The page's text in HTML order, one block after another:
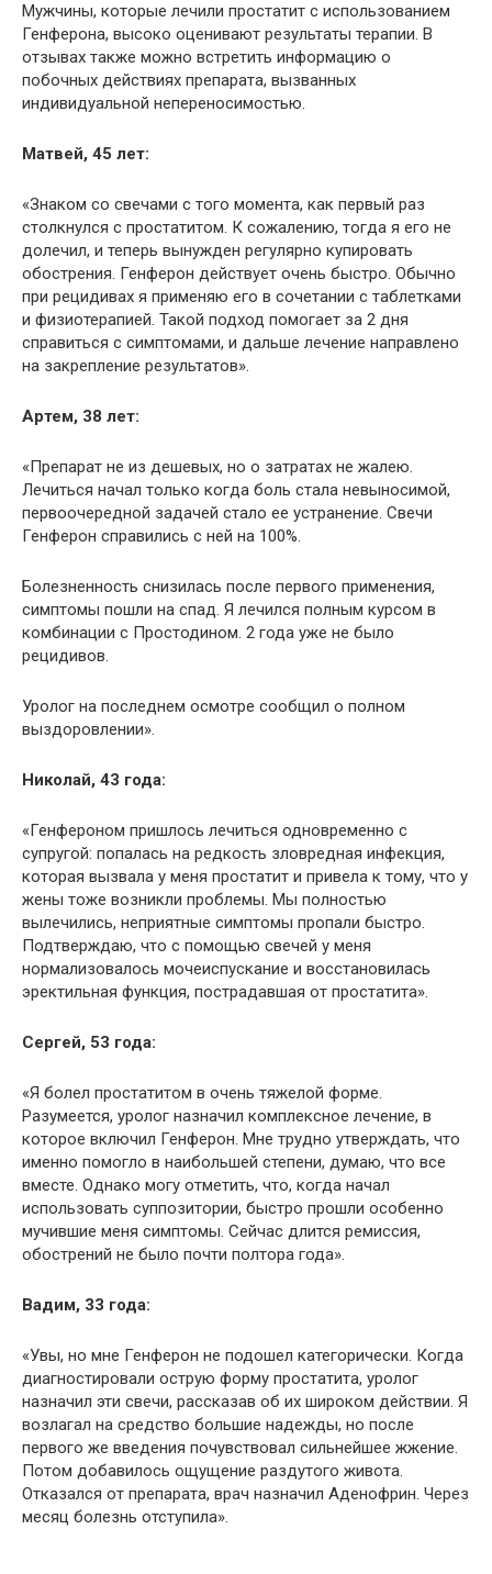
Мужчины, которые лечили простатит с использованием
Генферона, высоко оценивают результаты терапии. В
отзывах также можно встретить информацию о
побочных действиях препарата, вызванных
индивидуальной непереносимостью.
Матвей, 45 лет:
«Знаком со свечами с того момента, как первый раз
столкнулся с простатитом. К сожалению, тогда я его не
долечил, и теперь вынужден регулярно купировать
обострения. Генферон действует очень быстро. Обычно
при рецидивах я применяю его в сочетании с таблетками
и физиотерапией. Такой подход помогает за 2 дня
справиться с симптомами, и дальше лечение направлено
на закрепление результатов».
Артем, 38 лет:
«Препарат не из дешевых, но о затратах не жалею.
Лечиться начал только когда боль стала невыносимой,
первоочередной задачей стало ее устранение. Свечи
Генферон справились с ней на 100%.
Болезненность снизилась после первого применения,
симптомы пошли на спад. Я лечился полным курсом в
комбинации с Простодином. 2 года уже не было
рецидивов.
Уролог на последнем осмотре сообщил о полном
выздоровлении».
Николай, 43 года:
«Генфероном пришлось лечиться одновременно с
супругой: попалась на редкость зловредная инфекция,
которая вызвала у меня простатит и привела к тому, что у
жены тоже возникли проблемы. Мы полностью
вылечились, неприятные симптомы пропали быстро.
Подтверждаю, что с помощью свечей у меня
нормализовалось мочеиспускание и восстановилась
эректильная функция, пострадавшая от простатита».
Сергей, 53 года:
«Я болел простатитом в очень тяжелой форме.
Разумеется, уролог назначил комплексное лечение, в
которое включил Генферон. Мне трудно утверждать, что
именно помогло в наибольшей степени, думаю, что все
вместе. Однако могу отметить, что, когда начал
использовать суппозитории, быстро прошли особенно
мучившие меня симптомы. Сейчас длится ремиссия,
обострений не было почти полтора года».
Вадим, 33 года:
«Увы, но мне Генферон не подошел категорически. Когда
диагностировали острую форму простатита, уролог
назначил эти свечи, рассказав об их широком действии. Я
возлагал на средство большие надежды, но после
первого же введения почувствовал сильнейшее жжение.
Потом добавилось ощущение раздутого живота.
Отказался от препарата, врач назначил Аденофрин. Через
месяц болезнь отступила».